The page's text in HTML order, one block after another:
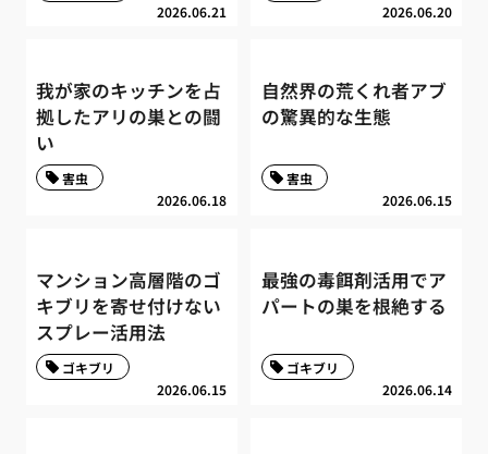
2026.06.21 2026.06.20
我が家のキッチンを占
拠したアリの巣との闘
い
2026.06.18
害虫
自然界の荒くれ者アブ
の驚異的な生態
2026.06.15
害虫
マンション高層階のゴ
キブリを寄せ付けない
スプレー活用法
2026.06.15
ゴキブリ
最強の毒餌剤活用でア
パートの巣を根絶する
2026.06.14
ゴキブリ